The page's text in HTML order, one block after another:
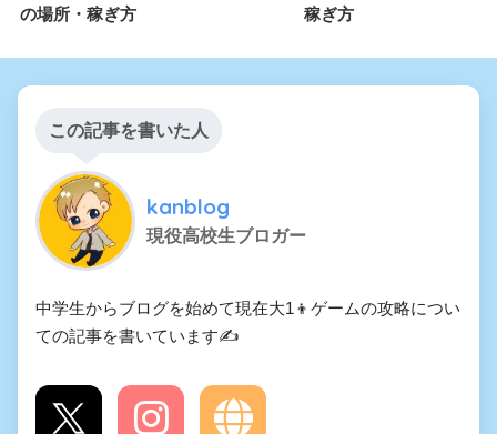
の場所・稼ぎ方
稼ぎ方
この記事を書いた人
kanblog
現役高校生ブロガー
中学生からブログを始めて現在大1👦ゲームの攻略につい
ての記事を書いています✍️